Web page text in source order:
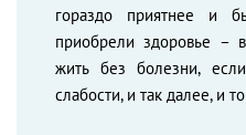
гораздо приятнее и
приобрели здоровье –
жить без болезни,
слабости, и так далее, и